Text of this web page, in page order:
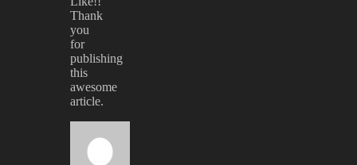
Thank
you
for
publishing
this
awesome
article.